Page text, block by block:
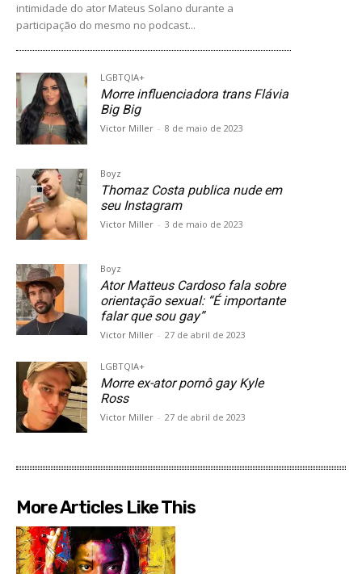
intimidade do ator Mateus Solano durante a
participação do mesmo no podcast...
LGBTQIA+
Morre influenciadora trans Flávia
Big Big
Victor Miller - 8 de maio de 2023
Boyz
Thomaz Costa publica nude em
seu Instagram
Victor Miller - 3 de maio de 2023
Boyz
Ator Matteus Cardoso fala sobre
orientação sexual: “É importante
falar que sou gay”
Victor Miller - 27 de abril de 2023
LGBTQIA+
Morre ex-ator pornô gay Kyle
Ross
Victor Miller - 27 de abril de 2023
More Articles Like This